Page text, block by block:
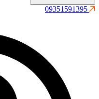
09351591395